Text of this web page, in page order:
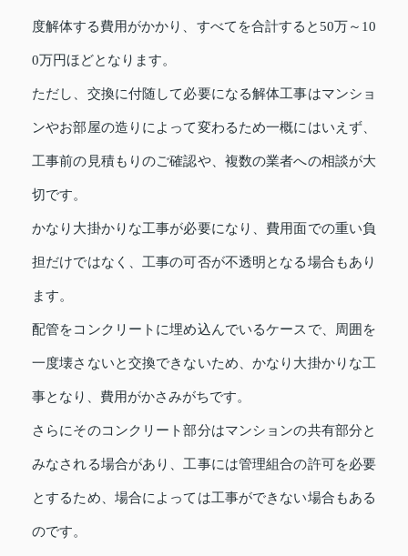
度解体する費用がかかり、すべてを合計すると50万～10
0万円ほどとなります。
ただし、交換に付随して必要になる解体工事はマンショ
ンやお部屋の造りによって変わるため一概にはいえず、
工事前の見積もりのご確認や、複数の業者への相談が大
切です。
かなり大掛かりな工事が必要になり、費用面での重い負
担だけではなく、工事の可否が不透明となる場合もあり
ます。
配管をコンクリートに埋め込んでいるケースで、周囲を
一度壊さないと交換できないため、かなり大掛かりな工
事となり、費用がかさみがちです。
さらにそのコンクリート部分はマンションの共有部分と
みなされる場合があり、工事には管理組合の許可を必要
とするため、場合によっては工事ができない場合もある
のです。